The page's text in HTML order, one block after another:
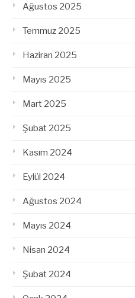
Ağustos 2025
Temmuz 2025
Haziran 2025
Mayıs 2025
Mart 2025
Şubat 2025
Kasım 2024
Eylül 2024
Ağustos 2024
Mayıs 2024
Nisan 2024
Şubat 2024